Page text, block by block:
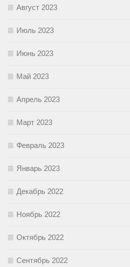
Август 2023
Июль 2023
Июнь 2023
Май 2023
Апрель 2023
Март 2023
Февраль 2023
Январь 2023
Декабрь 2022
Ноябрь 2022
Октябрь 2022
Сентябрь 2022